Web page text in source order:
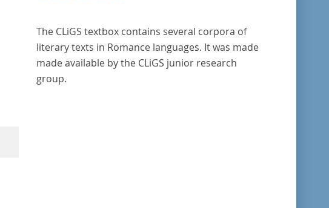
The CLiGS textbox contains several corpora of
literary texts in Romance languages. It was made
made available by the CLiGS junior research
group.